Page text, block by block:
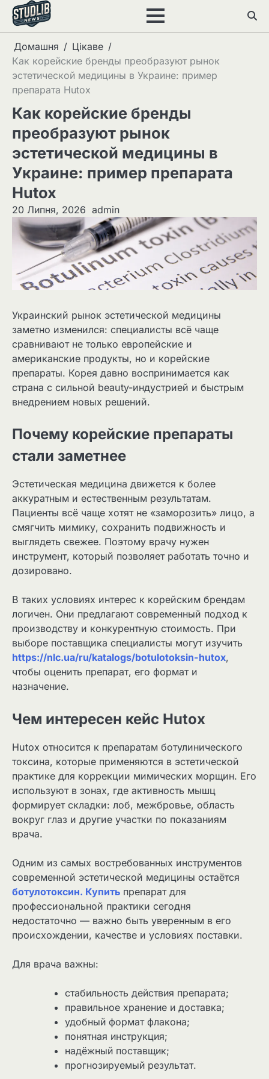
Перейти
вмісту
Домашня
Цікаве
Как корейские бренды преобразуют рынок
эстетической медицины в Украине: пример
препарата Hutox
Как корейские бренды
преобразуют рынок
эстетической медицины в
Украине: пример препарата
Hutox
20 Липня, 2026 admin
Украинский рынок эстетической медицины
заметно изменился: специалисты всё чаще
сравнивают не только европейские и
американские продукты, но и корейские
препараты. Корея давно воспринимается как
страна с сильной beauty-индустрией и быстрым
внедрением новых решений.
Почему корейские препараты
стали заметнее
Эстетическая медицина движется к более
аккуратным и естественным результатам.
Пациенты всё чаще хотят не «заморозить» лицо, а
смягчить мимику, сохранить подвижность и
выглядеть свежее. Поэтому врачу нужен
инструмент, который позволяет работать точно и
дозировано.
В таких условиях интерес к корейским брендам
логичен. Они предлагают современный подход к
производству и конкурентную стоимость. При
выборе поставщика специалисты могут изучить
https://nlc.ua/ru/katalogs/botulotoksin-hutox,
чтобы оценить препарат, его формат и
назначение.
Чем интересен кейс Hutox
Hutox относится к препаратам ботулинического
токсина, которые применяются в эстетической
практике для коррекции мимических морщин. Его
используют в зонах, где активность мышц
формирует складки: лоб, межбровье, область
вокруг глаз и другие участки по показаниям
врача.
Одним из самых востребованных инструментов
современной эстетической медицины остаётся
ботулотоксин. Купить препарат для
профессиональной практики сегодня
недостаточно — важно быть уверенным в его
происхождении, качестве и условиях поставки.
Для врача важны:
стабильность действия препарата;
правильное хранение и доставка;
удобный формат флакона;
понятная инструкция;
надёжный поставщик;
прогнозируемый результат.